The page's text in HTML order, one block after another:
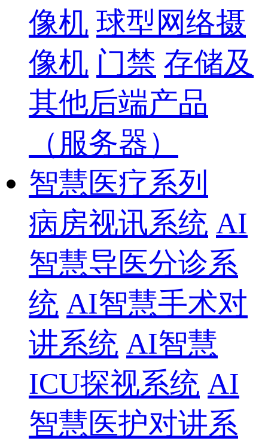
像机 球型网络摄
像机 门禁 存储及
其他后端产品
（服务器）
智慧医疗系列
病房视讯系统 AI
智慧导医分诊系
统 AI智慧手术对
讲系统 AI智慧
ICU探视系统 AI
智慧医护对讲系